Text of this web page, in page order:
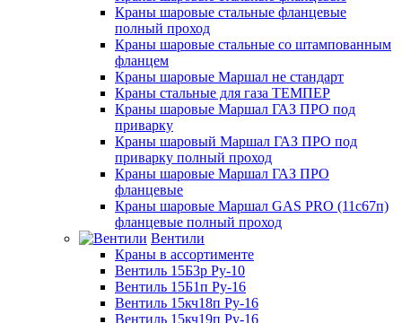
Краны шаровые стальные фланцевые
полный проход
Краны шаровые стальные со штампованным
фланцем
Краны шаровые Маршал не стандарт
Краны стальные для газа ТЕМПЕР
Краны шаровые Маршал ГАЗ ПРО под
приварку
Краны шаровый Маршал ГАЗ ПРО под
приварку полный проход
Краны шаровые Маршал ГАЗ ПРО
фланцевые
Краны шаровые Маршал GAS PRO (11с67п)
фланцевые полный проход
Вентили
Краны в ассортименте
Вентиль 15Б3р Ру-10
Вентиль 15Б1п Ру-16
Вентиль 15кч18п Ру-16
Вентиль 15кч19п Ру-16